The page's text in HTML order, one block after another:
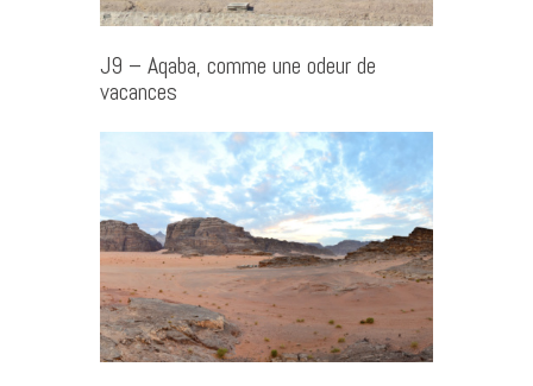
J9 – Aqaba, comme une odeur de
vacances